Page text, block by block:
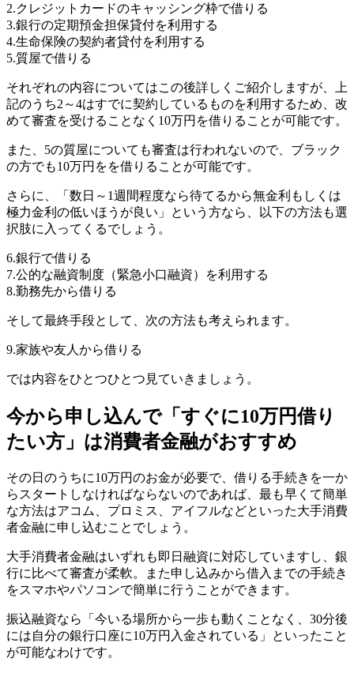
2.クレジットカードのキャッシング枠で借りる
3.銀行の定期預金担保貸付を利用する
4.生命保険の契約者貸付を利用する
5.質屋で借りる
それぞれの内容についてはこの後詳しくご紹介しますが、上
記のうち2～4はすでに契約しているものを利用するため、改
めて審査を受けることなく10万円を借りることが可能です。
また、5の質屋についても審査は行われないので、ブラック
の方でも10万円をを借りることが可能です。
さらに、「数日～1週間程度なら待てるから無金利もしくは
極力金利の低いほうが良い」という方なら、以下の方法も選
択肢に入ってくるでしょう。
6.銀行で借りる
7.公的な融資制度（緊急小口融資）を利用する
8.勤務先から借りる
そして最終手段として、次の方法も考えられます。
9.家族や友人から借りる
では内容をひとつひとつ見ていきましょう。
今から申し込んで「すぐに10万円借り
たい方」は消費者金融がおすすめ
その日のうちに10万円のお金が必要で、借りる手続きを一か
らスタートしなければならないのであれば、最も早くて簡単
な方法はアコム、プロミス、アイフルなどといった大手消費
者金融に申し込むことでしょう。
大手消費者金融はいずれも即日融資に対応していますし、銀
行に比べて審査が柔軟。また申し込みから借入までの手続き
をスマホやパソコンで簡単に行うことができます。
振込融資なら「今いる場所から一歩も動くことなく、30分後
には自分の銀行口座に10万円入金されている」といったこと
が可能なわけです。